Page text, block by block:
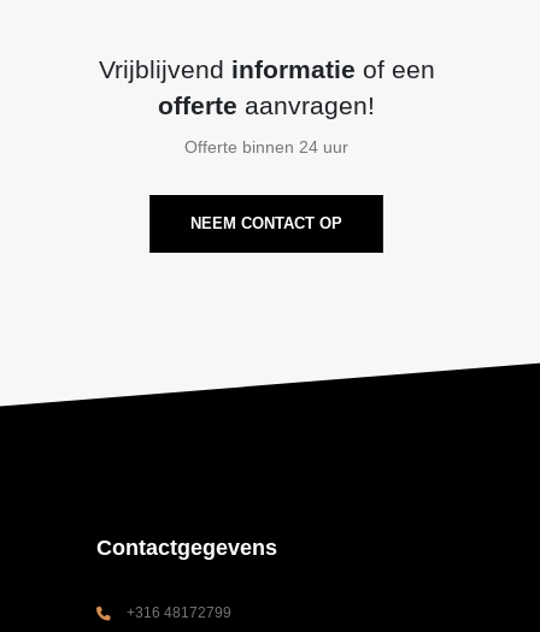
Vrijblijvend informatie of een
offerte aanvragen!
Offerte binnen 24 uur
NEEM CONTACT OP
Contactgegevens
+316 48172799